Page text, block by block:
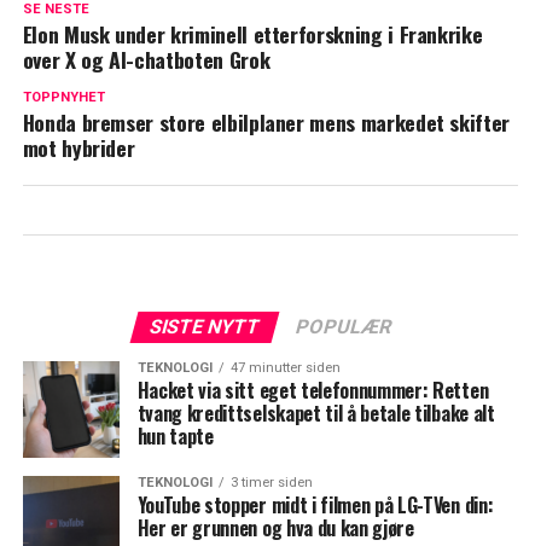
SE NESTE
Elon Musk under kriminell etterforskning i Frankrike
over X og AI-chatboten Grok
TOPPNYHET
Honda bremser store elbilplaner mens markedet skifter
mot hybrider
SISTE NYTT POPULÆR
TEKNOLOGI 47 minutter siden
Hacket via sitt eget telefonnummer: Retten
tvang kredittselskapet til å betale tilbake alt
hun tapte
TEKNOLOGI 3 timer siden
YouTube stopper midt i filmen på LG-TVen din:
Her er grunnen og hva du kan gjøre